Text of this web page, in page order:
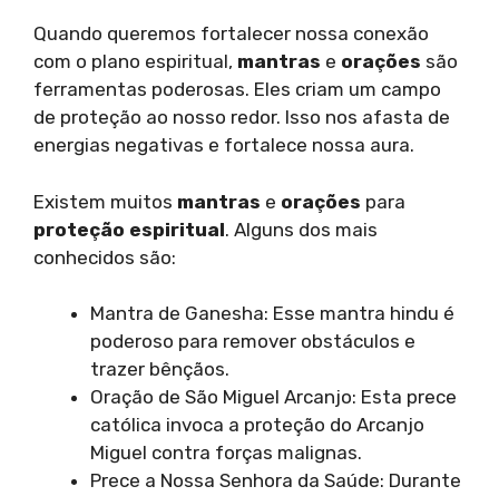
Quando queremos fortalecer nossa conexão
com o plano espiritual, mantras e orações são
ferramentas poderosas. Eles criam um campo
de proteção ao nosso redor. Isso nos afasta de
energias negativas e fortalece nossa aura.
Existem muitos mantras e orações para
proteção espiritual. Alguns dos mais
conhecidos são:
Mantra de Ganesha: Esse mantra hindu é
poderoso para remover obstáculos e
trazer bênçãos.
Oração de São Miguel Arcanjo: Esta prece
católica invoca a proteção do Arcanjo
Miguel contra forças malignas.
Prece a Nossa Senhora da Saúde: Durante